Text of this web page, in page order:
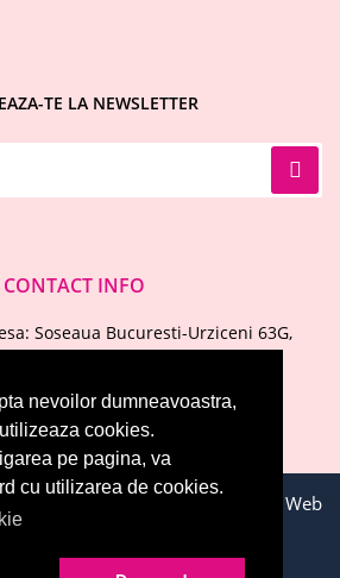
nevoilor dumneavoastra,
cookies.
pe pagina, va
cu utilizarea de cookies.
TE LA NEWSLETTER
CONTACT INFO
Soseaua Bucuresti-Urziceni 63G,
Afumati, Ilfov
: office@evelinecosmetics.ro
Telefon: 0744 574 414
ARATA MAI MULT
© 2026 EVELINE COSMETICS. Web
by